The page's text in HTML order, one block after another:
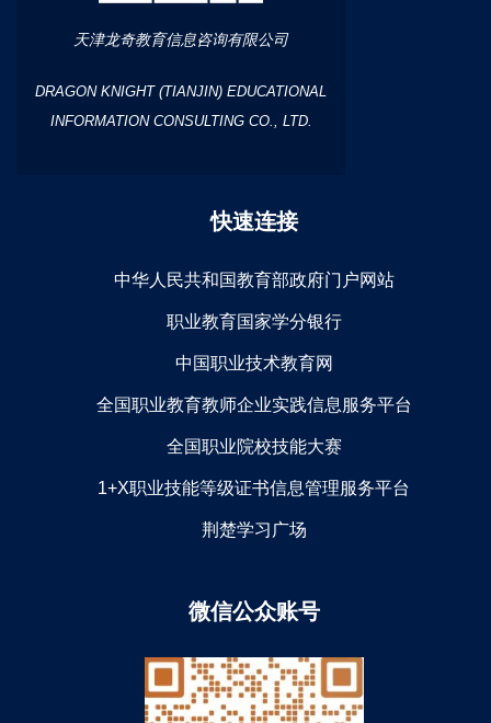
天津龙奇教育信息咨询有限公司
DRAGON KNIGHT (TIANJIN) EDUCATIONAL
INFORMATION CONSULTING CO., LTD.
快速连接
中华人民共和国教育部政府门户网站
职业教育国家学分银行
中国职业技术教育网
全国职业教育教师企业实践信息服务平台
全国职业院校技能大赛
1+X职业技能等级证书信息管理服务平台
荆楚学习广场
微信公众账号